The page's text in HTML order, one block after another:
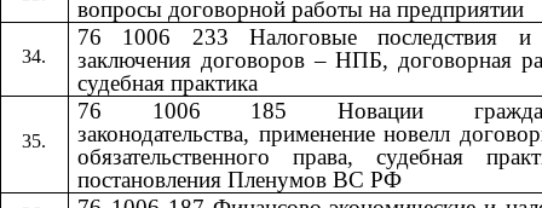
вопросы договорной работы на предприятии
76 1006 233 Налоговые последствия и
заключения договоров – НПБ, договорная
судебная практика
76 1006 185 Новации
законодательства, применение новелл
обязательственного права, судебная
постановления Пленумов ВС РФ